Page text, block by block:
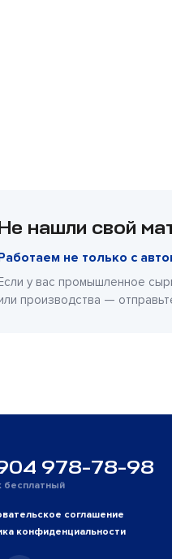
нашли свой
не только с
у вас промышленное
производства —
978-78-98
бесплатный
соглашение
конфиденциальности